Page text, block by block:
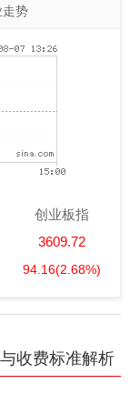
走势
创业板指
3609.72
94.16(2.68%)
收费标准解析